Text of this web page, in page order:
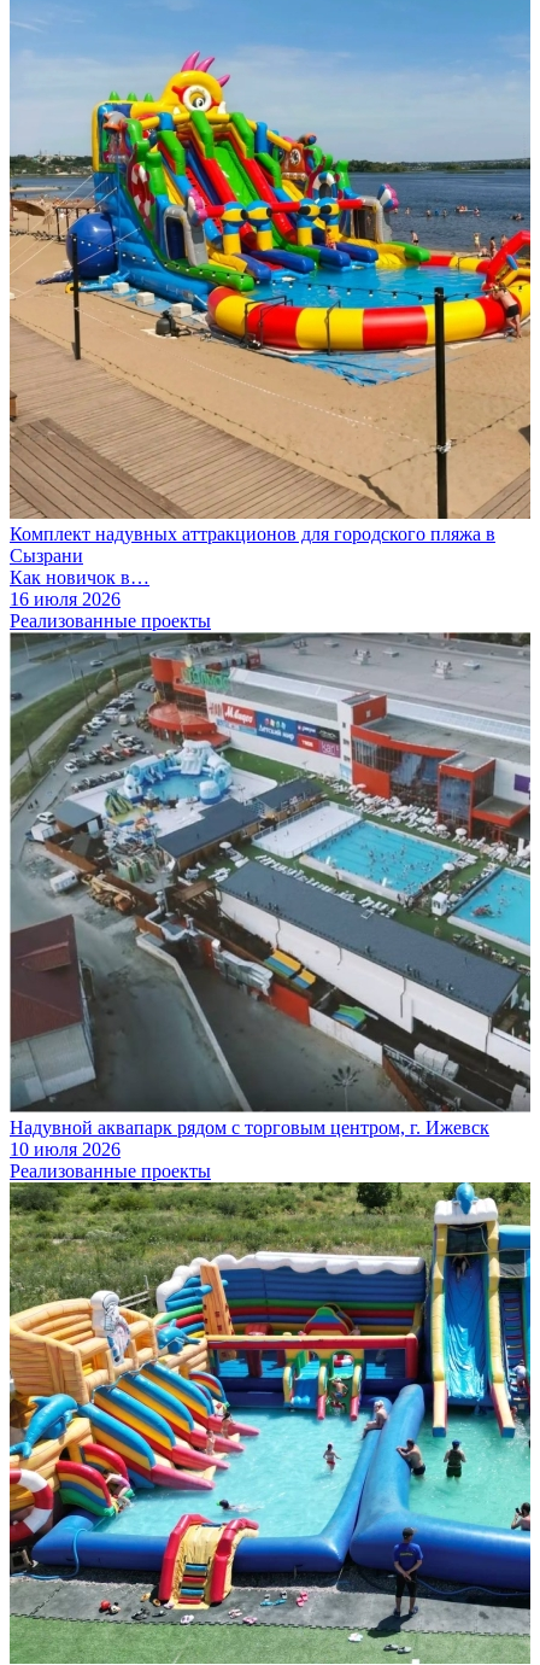
Комплект надувных аттракционов для городского пляжа в
Сызрани
Как новичок в…
16 июля 2026
Реализованные проекты
Надувной аквапарк рядом с торговым центром, г. Ижевск
10 июля 2026
Реализованные проекты